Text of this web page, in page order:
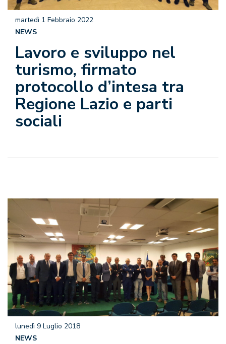
Lavoro e sviluppo nel
turismo, firmato
protocollo d’intesa tra
Regione Lazio e parti
sociali
martedì 1 Febbraio 2022
NEWS
lunedì 9 Luglio 2018
NEWS